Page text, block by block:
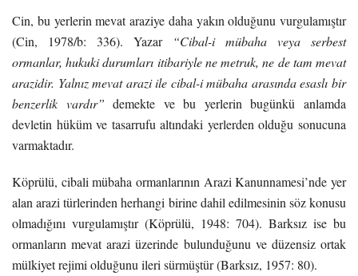
Cin, bu yerlerin mevat araziye daha yakın olduğunu vurgulamıştır
(Cin, 1978/b: 336). Yazar “Cibal-i mübaha veya serbest
ormanlar, hukuki durumları itibariyle ne metruk, ne de tam mevat
arazidir. Yalnız mevat arazi ile cibal-i mübaha arasında esaslı bir
benzerlik vardır” demekte ve bu yerlerin bugünkü anlamda
devletin hüküm ve tasarrufu altındaki yerlerden olduğu sonucuna
varmaktadır.
Köprülü, cibali mübaha ormanlarının Arazi Kanunnamesi’nde yer
alan arazi türlerinden herhangi birine dahil edilmesinin söz konusu
olmadığını vurgulamıştır (Köprülü, 1948: 704). Barksız ise bu
ormanların mevat arazi üzerinde bulunduğunu ve düzensiz ortak
mülkiyet rejimi olduğunu ileri sürmüştür (Barksız, 1957: 80).